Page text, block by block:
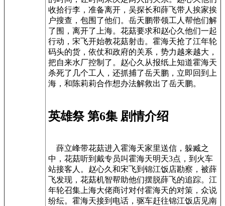
收拾行李，准备离开，吴探长和薛飞带人挨家挨
户搜查，包围了他们。岳天鹏带领工人帮他们解
了围，离开了上海。花菇要求和赵心久他们一起
行动，宋飞开始教花菇射击。霍海天抢了江年轮
码头的货，依仗和政府的关系，势力越来越大，
把自来水厂控制了。赵心久从报纸上知道霍海天
杀死了几个工人，还抓捕了岳天鹏，立即回到上
海，和陈莉莉合作想办法解救出了岳天鹏。
英雄祭 第6集 剧情介绍
薛立峰带花菇进入霍海天家里送信，躲臧之
中，花菇听到戴专员叫霍海天明天3点，到火车
站接客人。赵心久和宋飞到锦江饭店勘察，被薛
飞发现，花菇机智帮助他们摆脱薛飞的追踪。江
年轮召集上海大佬商讨对付霍海天的对策，众说
纷纭。霍海天接到电话，驱车赶往锦江饭店见南